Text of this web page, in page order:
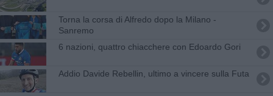
Torna la corsa di Alfredo dopo la Milano -
Sanremo
6 nazioni, quattro chiacchere con Edoardo Gori
Addio Davide Rebellin, ultimo a vincere sulla Futa